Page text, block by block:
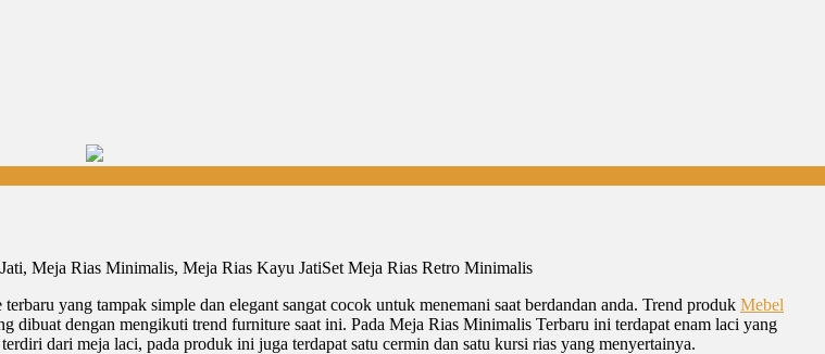
Set Meja Rias Retro Minimalis
yang tampak simple dan elegant sangat cocok untuk menemani saat berdandan anda. Trend produk Mebel
dibuat dengan mengikuti trend furniture saat ini. Pada Meja Rias Minimalis Terbaru ini terdapat enam laci yang
dari meja laci, pada produk ini juga terdapat satu cermin dan satu kursi rias yang menyertainya.